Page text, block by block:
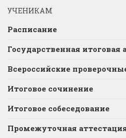
УЧЕНИКАМ
Расписание
Государственная итоговая
Всероссийские
Итоговое сочинение
Итоговое собеседование
Промежуточная